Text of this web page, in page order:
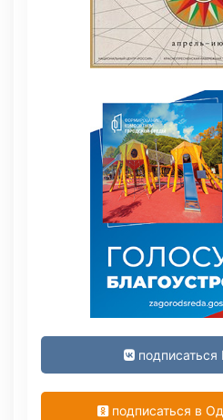
подписаться
подписаться в